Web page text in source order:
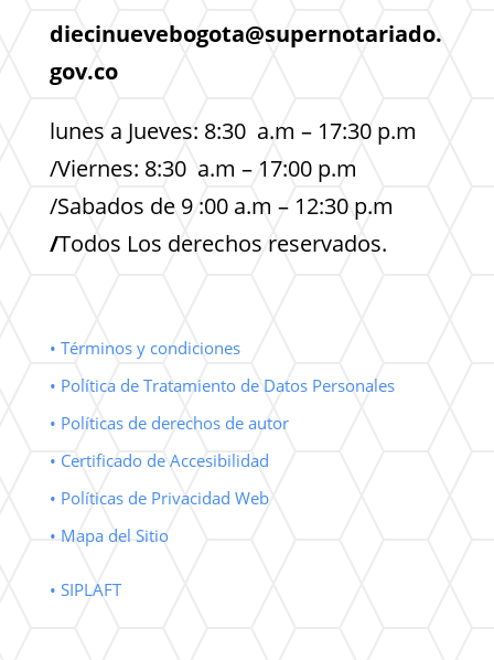
diecinuevebogota@supernotariado.
gov.co
lunes a Jueves: 8:30 a.m – 17:30 p.m
/Viernes: 8:30 a.m – 17:00 p.m
/Sabados de 9 :00 a.m – 12:30 p.m
/Todos Los derechos reservados.
• Términos y condiciones
• Política de Tratamiento de Datos Personales
• Políticas de derechos de autor
• Certificado de Accesibilidad
• Políticas de Privacidad Web
• Mapa del Sitio
• SIPLAFT